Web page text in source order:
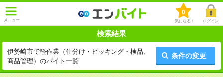
メニュー
0
気になる！ ログイン
検索結果
伊勢崎市で軽作業（仕分け・ピッキング・検品、
商品管理）のバイト一覧
条件の変更